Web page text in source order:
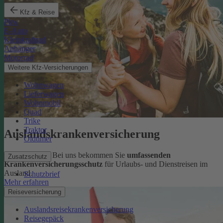
Kfz & Reise
Pkw
E-Auto
Kleinkraftrad
Anhänger
Motorrad
Weitere Kfz-Versicherungen
Wohnwagen
Lieferwagen
Wohnmobil
Quad
Trike
Traktor
Oldtimer
Zusatzschutz
Schutzbrief
Reiseversicherung
Auslandsreisekrankenversicherung
Reisegepäck
Auslandskrankenversicherung
Sorglos reisen: Bei uns bekommen Sie umfassenden
Krankenversicherungsschutz für Urlaubs- und Dienstreisen im
Ausland.
Mehr erfahren